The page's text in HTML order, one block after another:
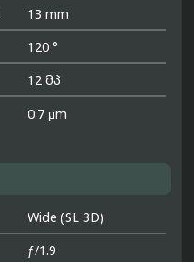
13 mm
120 °
12 მპ
0.7 μm
Wide (SL 3D)
ƒ/1.9